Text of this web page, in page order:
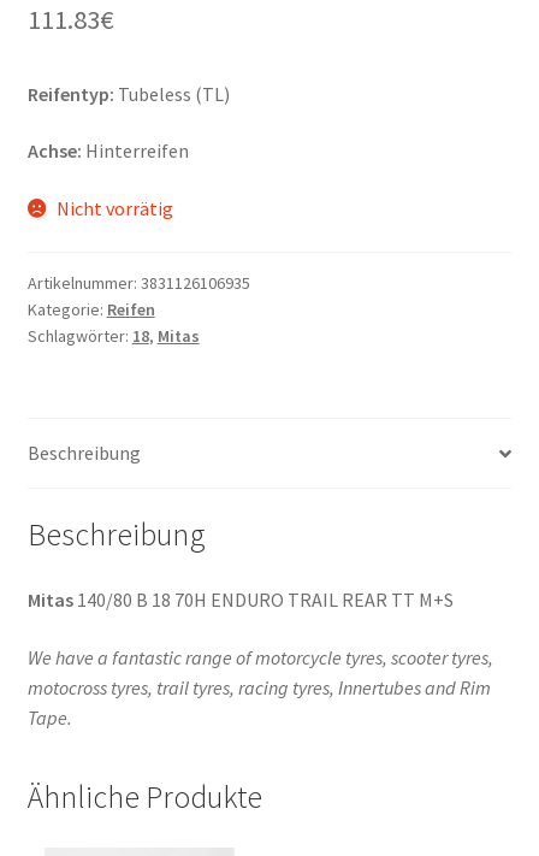
111.83€
Reifentyp: Tubeless (TL)
Achse: Hinterreifen
Nicht vorrätig
Artikelnummer: 3831126106935
Kategorie: Reifen
Schlagwörter: 18, Mitas
Beschreibung
Beschreibung
Mitas140/80 B 18 70H ENDURO TRAIL REAR TT M+S
We have a fantastic range of motorcycle tyres, scooter tyres,
motocross tyres, trail tyres, racing tyres, Innertubes and Rim
Tape.
Ähnliche Produkte